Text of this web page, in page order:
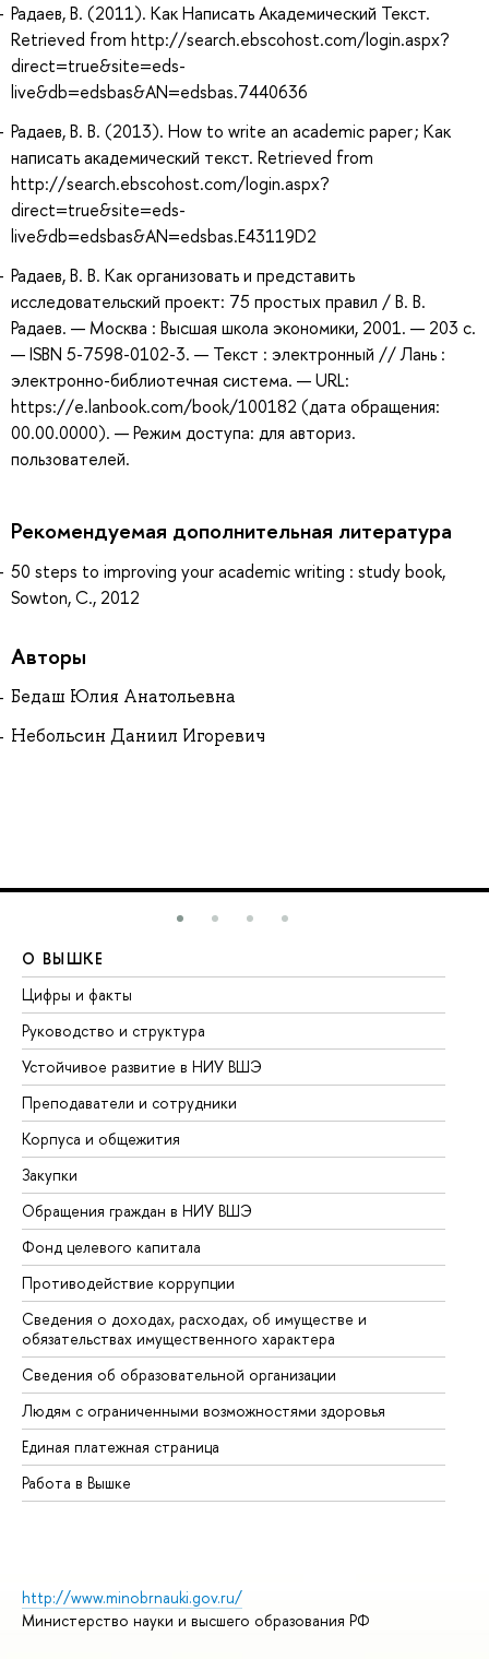
Радаев, В. (2011). Как Написать Академический Текст.
Retrieved from http://search.ebscohost.com/login.aspx?
direct=true&site=eds-
live&db=edsbas&AN=edsbas.7440636
Радаев, В. В. (2013). How to write an academic paper ; Как
написать академический текст. Retrieved from
http://search.ebscohost.com/login.aspx?
direct=true&site=eds-
live&db=edsbas&AN=edsbas.E43119D2
Радаев, В. В. Как организовать и представить
исследовательский проект: 75 простых правил / В. В.
Радаев. — Москва : Высшая школа экономики, 2001. — 203 с.
— ISBN 5-7598-0102-3. — Текст : электронный // Лань :
электронно-библиотечная система. — URL:
https://e.lanbook.com/book/100182 (дата обращения:
00.00.0000). — Режим доступа: для авториз.
пользователей.
Рекомендуемая дополнительная литература
50 steps to improving your academic writing : study book,
Sowton, C., 2012
Авторы
Бедаш Юлия Анатольевна
Небольсин Даниил Игоревич
О ВЫШКЕ
Цифры и факты
Руководство и структура
Устойчивое развитие в НИУ ВШЭ
Преподаватели и сотрудники
Корпуса и общежития
Закупки
Обращения граждан в НИУ ВШЭ
Фонд целевого капитала
Противодействие коррупции
Сведения о доходах, расходах, об имуществе и
обязательствах имущественного характера
Сведения об образовательной организации
Людям с ограниченными возможностями здоровья
Единая платежная страница
Работа в Вышке
http://www.minobrnauki.gov.ru/
Министерство науки и высшего образования РФ